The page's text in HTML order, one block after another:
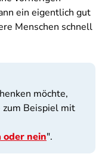
ein eigentlich gut
Menschen schnell
möchte,
Beispiel mit
oder nein".